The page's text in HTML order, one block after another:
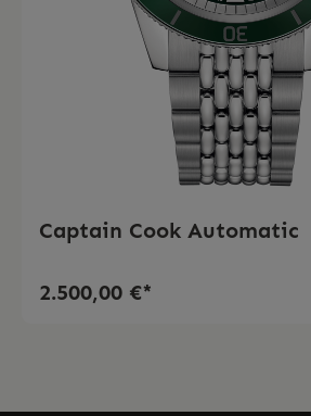
Captain Cook Automatic
2.500,00 €*